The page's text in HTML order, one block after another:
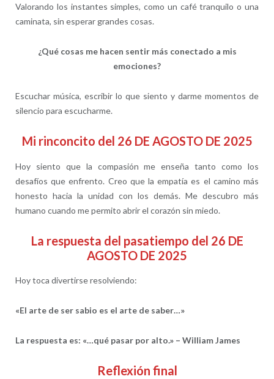
Valorando los instantes simples, como un café tranquilo o una
caminata, sin esperar grandes cosas.
¿Qué cosas me hacen sentir más conectado a mis
emociones?
Escuchar música, escribir lo que siento y darme momentos de
silencio para escucharme.
Mi rinconcito del 26 DE AGOSTO DE 2025
Hoy siento que la compasión me enseña tanto como los
desafíos que enfrento. Creo que la empatía es el camino más
honesto hacia la unidad con los demás. Me descubro más
humano cuando me permito abrir el corazón sin miedo.
La respuesta del pasatiempo del 26 DE
AGOSTO DE 2025
Hoy toca divertirse resolviendo:
«El arte de ser sabio es el arte de saber…»
La respuesta es: «…qué pasar por alto.» – William James
Reflexión final